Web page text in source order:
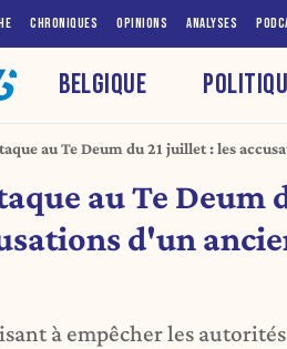
CHRONIQUES OPINIONS ANALYSES
BELGIQUE
au Te Deum du 21 juillet : les
au Te Deum
d'un
à empêcher les